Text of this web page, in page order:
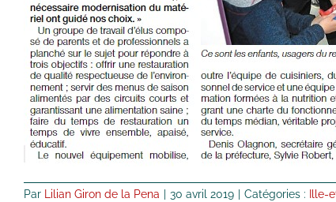
Par Lilian Giron de la Pena 30 avril 2019 Catégories : Ille-